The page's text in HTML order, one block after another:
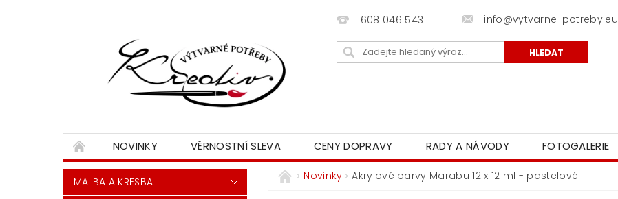
608 046 543 info@vytvarne-potreby.eu
NOVINKY VĚRNOSTNÍ SLEVA CENY DOPRAVY RADY A NÁVODY FOTOGALERIE
MALBA A KRESBA
Novinky Akrylové barvy Marabu 12 x 12 ml - pastelové